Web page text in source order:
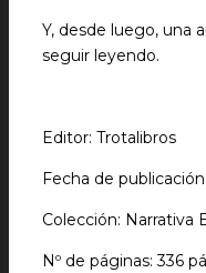
Y, desde luego, una
seguir leyendo.
Editor: Trotalibros
Fecha de
Colección: Narrativa
Nº de páginas: 336